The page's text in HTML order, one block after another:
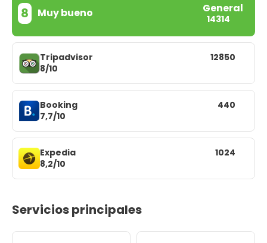
8 Muy bueno General
14314
Tripadvisor
8/10
12850
Booking
7,7/10
440
Expedia
8,2/10
1024
Servicios principales